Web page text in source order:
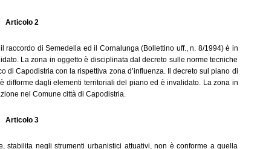
Articolo 2
raccordo di Semedella ed il Cornalunga (Bollettino uff., n. 8/1994) è in
La zona in oggetto è disciplinata dal decreto sulle norme tecniche
di Capodistria con la rispettiva zona d’influenza. Il decreto sul piano di
difforme dagli elementi territoriali del piano ed è invalidato. La zona in
nel Comune città di Capodistria.
Articolo 3
stabilita negli strumenti urbanistici attuativi, non è conforme a quella